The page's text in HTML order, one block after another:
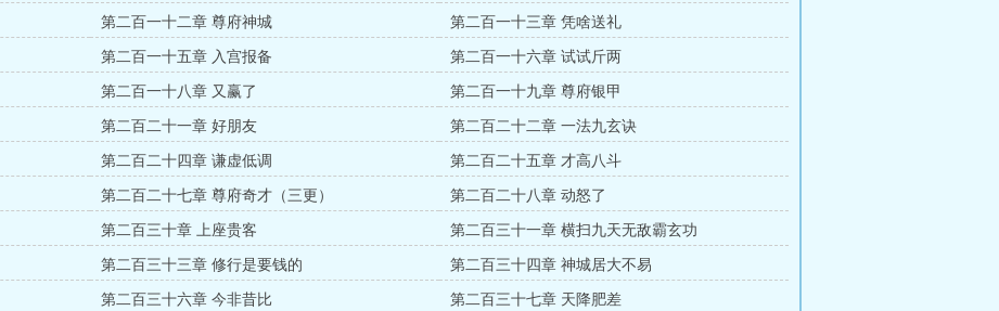
第二百一十二章 尊府神城 第二百一十三章 凭啥送礼
第二百一十五章 入宫报备 第二百一十六章 试试斤两
第二百一十八章 又赢了 第二百一十九章 尊府银甲
第二百二十一章 好朋友 第二百二十二章 一法九玄诀
第二百二十四章 谦虚低调 第二百二十五章 才高八斗
第二百二十七章 尊府奇才（三更） 第二百二十八章 动怒了
第二百三十章 上座贵客 第二百三十一章 横扫九天无敌霸玄功
第二百三十三章 修行是要钱的 第二百三十四章 神城居大不易
第二百三十六章 今非昔比 第二百三十七章 天降肥差